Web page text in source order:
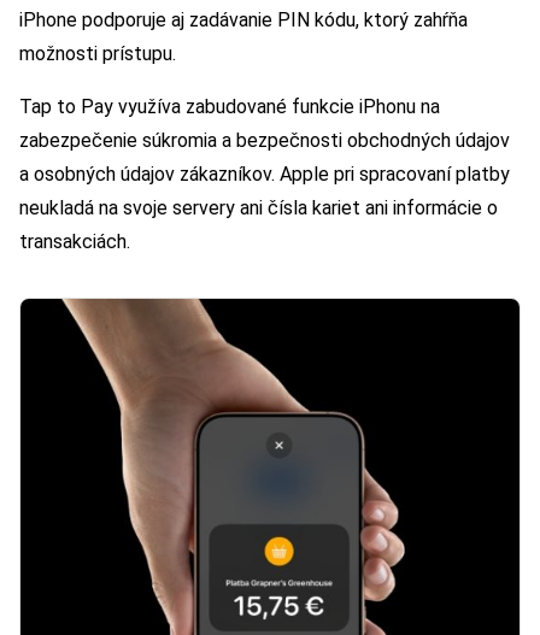
iPhone podporuje aj zadávanie PIN kódu, ktorý zahŕňa
možnosti prístupu.
Tap to Pay využíva zabudované funkcie iPhonu na
zabezpečenie súkromia a bezpečnosti obchodných údajov
a osobných údajov zákazníkov. Apple pri spracovaní platby
neukladá na svoje servery ani čísla kariet ani informácie o
transakciách.